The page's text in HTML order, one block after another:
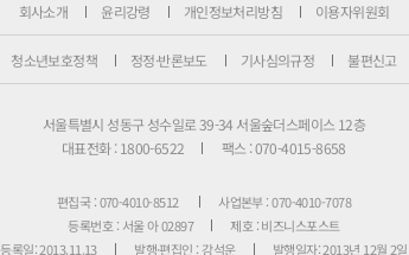
회사소개 윤리강령 개인정보처리방침 이용자위원회
청소년보호정책 정정·반론보도 기사심의규정 불편신고
서울특별시 성동구 성수일로 39-34 서울숲더스페이스 12층
대표전화 : 1800-6522
팩스 : 070-4015-8658
편집국 : 070-4010-8512
사업본부 : 070-4010-7078
등록번호 : 서울 아 02897
제호 : 비즈니스포스트
등록일: 2013.11.13
발행·편집인 : 강석운 발행일자: 2013년 12월 2일